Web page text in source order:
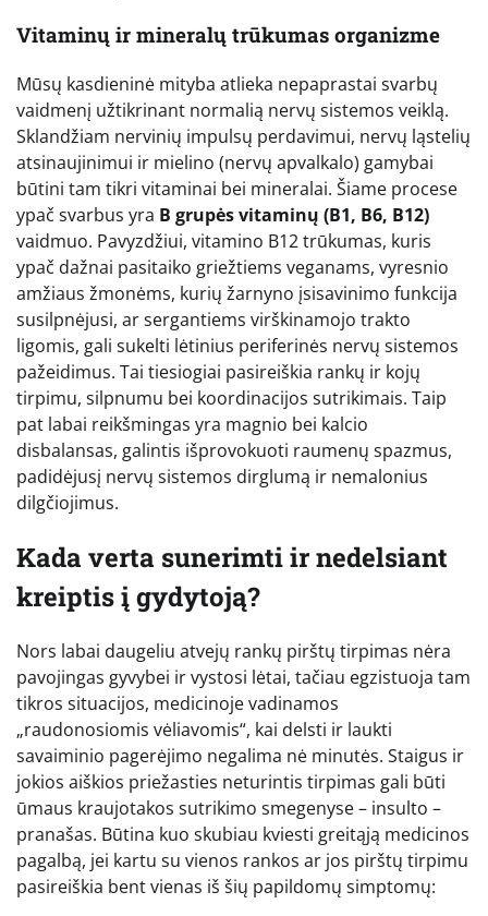
Vitaminų ir mineralų trūkumas organizme
Mūsų kasdieninė mityba atlieka nepaprastai svarbų
vaidmenį užtikrinant normalią nervų sistemos veiklą.
Sklandžiam nervinių impulsų perdavimui, nervų ląstelių
atsinaujinimui ir mielino (nervų apvalkalo) gamybai
būtini tam tikri vitaminai bei mineralai. Šiame procese
ypač svarbus yra B grupės vitaminų (B1, B6, B12)
vaidmuo. Pavyzdžiui, vitamino B12 trūkumas, kuris
ypač dažnai pasitaiko griežtiems veganams, vyresnio
amžiaus žmonėms, kurių žarnyno įsisavinimo funkcija
susilpnėjusi, ar sergantiems virškinamojo trakto
ligomis, gali sukelti lėtinius periferinės nervų sistemos
pažeidimus. Tai tiesiogiai pasireiškia rankų ir kojų
tirpimu, silpnumu bei koordinacijos sutrikimais. Taip
pat labai reikšmingas yra magnio bei kalcio
disbalansas, galintis išprovokuoti raumenų spazmus,
padidėjusį nervų sistemos dirglumą ir nemalonius
dilgčiojimus.
Kada verta sunerimti ir nedelsiant
kreiptis į gydytoją?
Nors labai daugeliu atvejų rankų pirštų tirpimas nėra
pavojingas gyvybei ir vystosi lėtai, tačiau egzistuoja tam
tikros situacijos, medicinoje vadinamos
„raudonosiomis vėliavomis“, kai delsti ir laukti
savaiminio pagerėjimo negalima nė minutės. Staigus ir
jokios aiškios priežasties neturintis tirpimas gali būti
ūmaus kraujotakos sutrikimo smegenyse – insulto –
pranašas. Būtina kuo skubiau kviesti greitąją medicinos
pagalbą, jei kartu su vienos rankos ar jos pirštų tirpimu
pasireiškia bent vienas iš šių papildomų simptomų: